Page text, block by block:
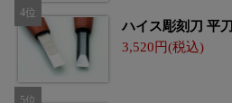
ハイス彫刻刀 平刀
3,520